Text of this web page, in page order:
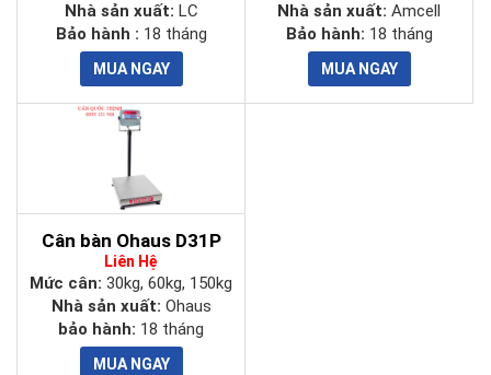
Nhà sản xuất: LC
Bảo hành : 18 tháng
Nhà sản xuất: Amcell
Bảo hành: 18 tháng
Cân bàn Ohaus D31P
Liên Hệ
Mức cân: 30kg, 60kg, 150kg
Nhà sản xuất: Ohaus
bảo hành: 18 tháng